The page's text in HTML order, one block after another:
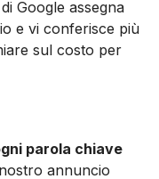
Google assegna
e vi conferisce più
sul costo per
parola chiave
annuncio